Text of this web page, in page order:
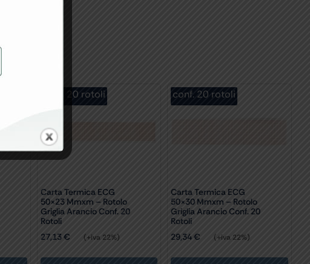
conf. 20 rotoli
Carta Termica ECG
50×23 Mmxm – Rotolo
Griglia Arancio Conf. 20
Rotoli
27,13 € (+iva 22%)
conf. 20 rotoli
Carta Termica ECG
50×30 Mmxm – Rotolo
Griglia Arancio Conf. 20
Rotoli
29,34€ (+iva 22%)